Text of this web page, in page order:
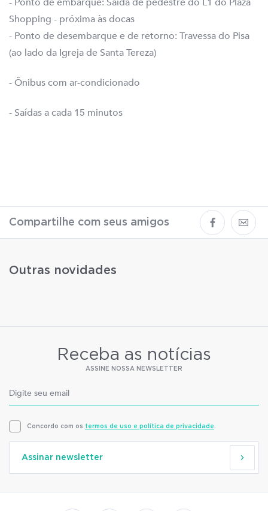
Shopping - próxima às docas
- Ponto de desembarque e de retorno: Travessa do Pisa
(ao lado da Igreja de Santa Tereza)
- Ônibus com ar-condicionado
- Saídas a cada 15 minutos
Compartilhe com seus amigos
Outras novidades
Receba as notícias
ASSINE NOSSA NEWSLETTER
Concordo com os termos de uso e política de privacidade.
Assinar newsletter